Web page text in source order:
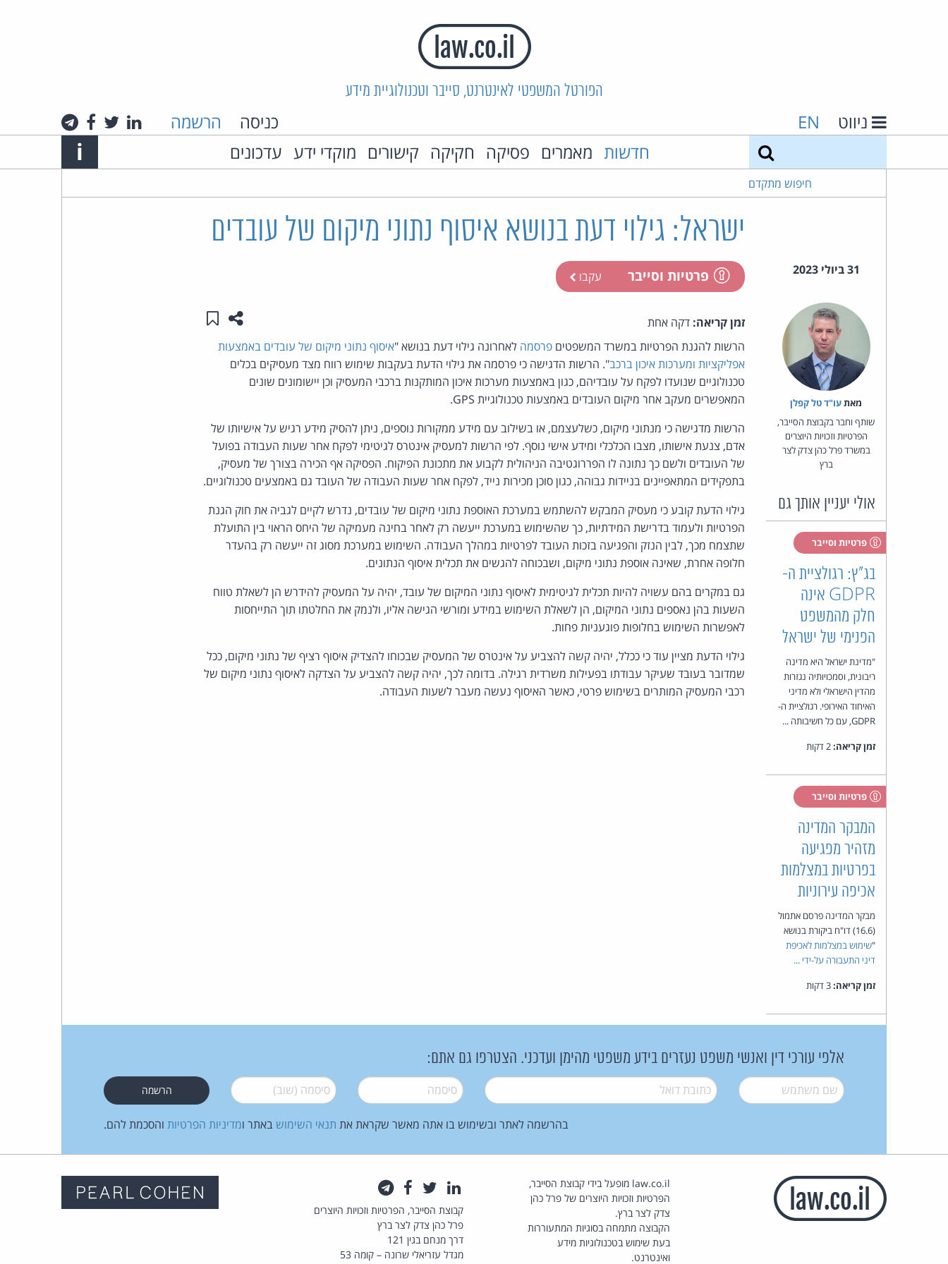
הפורטל המשפטי לאינטרנט, סייבר וטכנולוגיית מידע
ניווט EN כניסה הרשמה לינקדאין
טוויטרפייסבוק
חדשות מאמרים פסיקה חקיקה קישורים מוקדי ידע עדכונים Info
i
חיפוש מתקדם
ישראל: גילוי דעת בנושא איסוף נתוני מיקום של עובדים
31 ביולי 2023 פרטיות וסייבר עקבו
מאת‏עו"ד טל קפלן
שותף וחבר בקבוצת הסייבר,
הפרטיות וזכויות היוצרים
במשרד פרל כהן צדק לצר
ברץ
אולי יעניין אותך גם
פרטיות וסייבר
בג"ץ: רגולציית ה-
GDPR אינה
חלק מהמשפט
הפנימי של ישראל
"מדינת ישראל היא מדינה
ריבונית, וסמכויותיה נגזרות
מהדין הישראלי ולא מדיני
האיחוד האירופי. רגולציית ה-
GDPR, עם כל חשיבותה ...
זמן קריאה:
פרטיות וסייבר
המבקר המדינה
מזהיר מפגיעה
בפרטיות במצלמות
אכיפה עירוניות
מבקר המדינה פרסם אתמול
(16.6) דו"ח ביקורת בנושא
"שימוש במצלמות לאכיפת
דיני התעבורה על-ידי ...
זמן קריאה:
זמן קריאה: דקה אחת שתפו עמוד זה
שמור ב"תכנים שלי"
הרשות להגנת הפרטיות במשרד המשפטים פרסמה לאחרונה גילוי דעת בנושא "איסוף נתוני מיקום של עובדים באמצעות
אפליקציות ומערכות איכון ברכב". הרשות הדגישה כי פרסמה את גילוי הדעת בעקבות שימוש רווח מצד מעסיקים בכלים
טכנולוגיים שנועדו לפקח על עובדיהם, כגון באמצעות מערכות איכון המותקנות ברכבי המעסיק וכן יישומונים שונים
המאפשרים מעקב אחר מיקום העובדים באמצעות טכנולוגיית GPS.
הרשות מדגישה כי מנתוני מיקום, כשלעצמם, או בשילוב עם מידע ממקורות נוספים, ניתן להסיק מידע רגיש על אישיותו של
אדם, צנעת אישותו, מצבו הכלכלי ומידע אישי נוסף. לפי הרשות למעסיק אינטרס לגיטימי לפקח אחר שעות העבודה בפועל
של העובדים ולשם כך נתונה לו הפררוגטיבה הניהולית לקבוע את מתכונת הפיקוח. הפסיקה אף הכירה בצורך של מעסיק,
בתפקידים המתאפיינים בניידות גבוהה, כגון סוכן מכירות נייד, לפקח אחר שעות העבודה של העובד גם באמצעים טכנולוגיים.
גילוי הדעת קובע כי מעסיק המבקש להשתמש במערכת האוספת נתוני מיקום של עובדים, נדרש לקיים לגביה את חוק הגנת
הפרטיות ולעמוד בדרישת המידתיות, כך שהשימוש במערכת ייעשה רק לאחר בחינה מעמיקה של היחס הראוי בין התועלת
שתצמח מכך, לבין הנזק והפגיעה בזכות העובד לפרטיות במהלך העבודה. השימוש במערכת מסוג זה ייעשה רק בהעדר
חלופה אחרת, שאינה אוספת נתוני מיקום, ושבכוחה להגשים את תכלית איסוף הנתונים.
גם במקרים בהם עשויה להיות תכלית לגיטימית לאיסוף נתוני המיקום של עובד, יהיה על המעסיק להידרש הן לשאלת טווח
השעות בהן נאספים נתוני המיקום, הן לשאלת השימוש במידע ומורשי הגישה אליו, ולנמק את החלטתו תוך התייחסות
לאפשרות השימוש בחלופות פוגעניות פחות.
גילוי הדעת מציין עוד כי ככלל, יהיה קשה להצביע על אינטרס של המעסיק שבכוחו להצדיק איסוף רציף של נתוני מיקום, ככל
שמדובר בעובד שעיקר עבודתו בפעילות משרדית רגילה. בדומה לכך, יהיה קשה להצביע על הצדקה לאיסוף נתוני מיקום של
רכבי המעסיק המותרים בשימוש פרטי, כאשר האיסוף נעשה מעבר לשעות העבודה.
אלפי עורכי דין ואנשי משפט נעזרים בידע משפטי מהימן ועדכני. הצטרפו גם אתם:
שם משתמש* דואל* סיסמה* סיסמה (שוב)*
בהרשמה לאתר ובשימוש בו אתה מאשר שקראת את תנאי השימוש באתר ומדיניות הפרטיות והסכמת להם.
law.co.il מופעל בידי קבוצת הסייבר,
הפרטיות וזכויות היוצרים של פרל כהן
צדק לצר ברץ.
הקבוצה מתמחה בסוגיות המתעוררות
בעת שימוש בטכנולוגיות מידע
ואינטרנט.
לינקדאין
טוויטרפייסבוק
קבוצת הסייבר, הפרטיות וזכויות היוצרים
פרל כהן צדק לצר ברץ
דרך מנחם בגין 121
מגדל עזריאלי שרונה – קומה 53